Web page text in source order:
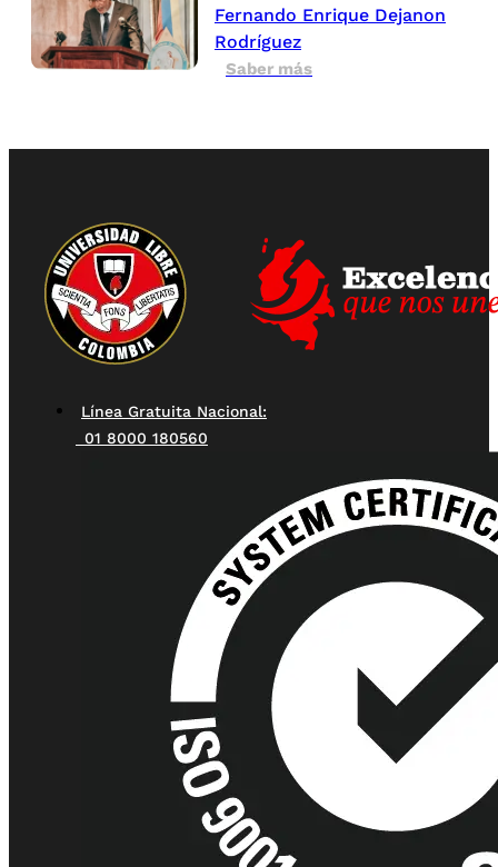
Fernando Enrique Dejanon
Rodríguez
Saber más
Línea Gratuita Nacional:
01 8000 180560